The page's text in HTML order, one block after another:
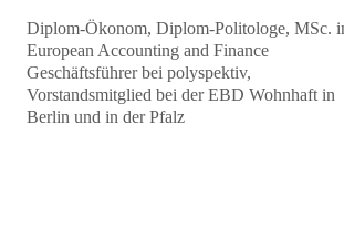
Diplom-Ökonom, Diplom-Politologe, MSc.
European Accounting and Finance
Geschäftsführer bei polyspektiv,
Vorstandsmitglied bei der EBD Wohnhaft in
Berlin und in der Pfalz